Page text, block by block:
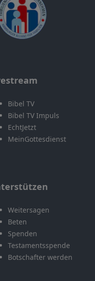
Bibel TV
Bibel TV Impuls
EchtJetzt
MeinGottesdienst
Weitersagen
Beten
Spenden
Testamentsspende
Botschafter werden